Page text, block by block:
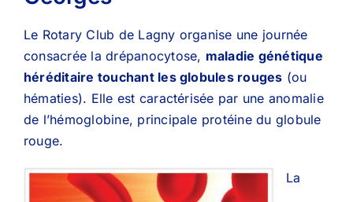
Le Rotary Club de Lagny organise une journée
consacrée la drépanocytose, maladie génétique
héréditaire touchant les globules rouges (ou
hématies). Elle est caractérisée par une anomalie
de l’hémoglobine, principale protéine du globule
rouge.
La